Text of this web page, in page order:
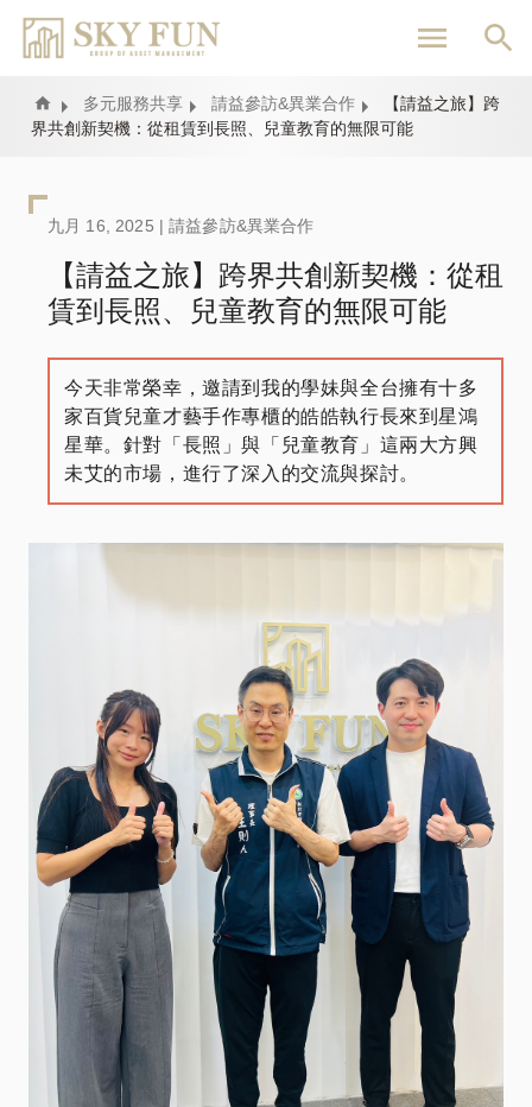
內
容
Home 多元服務共享 請益參訪&異業合作
【請益之旅】跨
界共創新契機：從租賃到長照、兒童教育的無限可能
九月 16, 2025 |請益參訪&異業合作
【請益之旅】跨界共創新契機：從租
賃到長照、兒童教育的無限可能
今天非常榮幸，邀請到我的學妹與全台擁有十多
家百貨兒童才藝手作專櫃的皓皓執行長來到星鴻
星華。針對「長照」與「兒童教育」這兩大方興
未艾的市場，進行了深入的交流與探討。